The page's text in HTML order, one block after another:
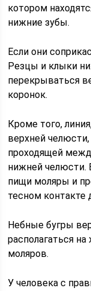
котором
нижние зубы.
Если они
Резцы и клыки
перекрываться
коронок.
Кроме того,
верхней
проходящей
нижней челюсти.
пищи моляры и
тесном контакте
Небные бугры
располагаться
моляров.
У человека с